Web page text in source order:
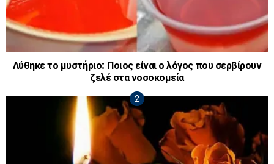
Λύθηκε το μυστήριο: Ποιος είναι ο λόγος που σερβίρουν
ζελέ στα νοσοκομεία